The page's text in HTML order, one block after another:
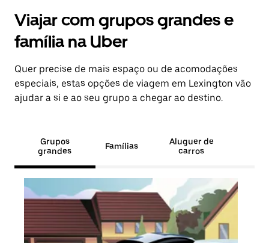
Viajar com grupos grandes e
família na Uber
Quer precise de mais espaço ou de acomodações
especiais, estas opções de viagem em Lexington vão
ajudar a si e ao seu grupo a chegar ao destino.
Grupos
grandes
Famílias
Aluguer de
carros